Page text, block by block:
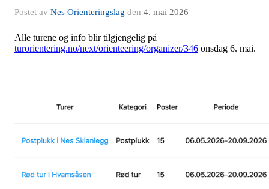
Postet av Nes Orienteringslag den 4. mai 2026
Alle turene og info blir tilgjengelig på
turorientering.no/next/orienteering/organizer/346 onsdag 6. mai.